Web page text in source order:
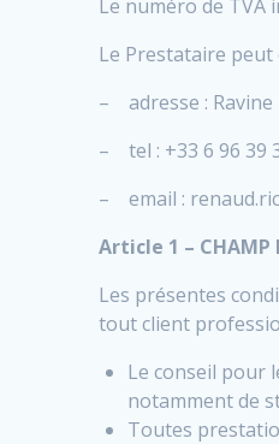
Le numéro de TVA
Le Prestataire
– adresse : Ravine
– tel : +33 6 96 39
– email :
Article 1 – CHAMP
Les présentes
tout client
Le conseil pour
notamment de
Toutes